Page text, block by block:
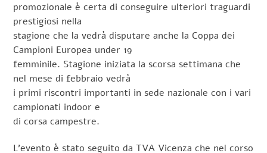
promozionale è certa di conseguire ulteriori traguardi
prestigiosi nella
stagione che la vedrà disputare anche la Coppa dei
Campioni Europea under 19
femminile. Stagione iniziata la scorsa settimana che
nel mese di febbraio vedrà
i primi riscontri importanti in sede nazionale con i vari
campionati indoor e
di corsa campestre.
L’evento è stato seguito da TVA Vicenza che nel corso